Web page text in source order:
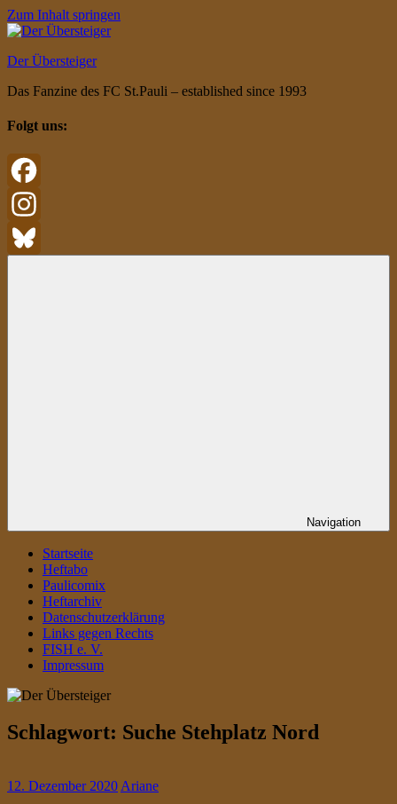
Zum Inhalt springen
Der Übersteiger
Das Fanzine des FC St.Pauli – established since 1993
Folgt uns:
Facebook
Instagram
Navigation
Startseite
Heftabo
Paulicomix
Heftarchiv
Datenschutzerklärung
Links gegen Rechts
FISH e. V.
Impressum
Schlagwort: Suche Stehplatz Nord
12. Dezember 2020 Ariane